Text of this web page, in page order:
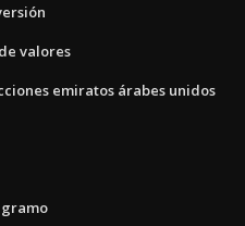
valores
emiratos árabes unidos